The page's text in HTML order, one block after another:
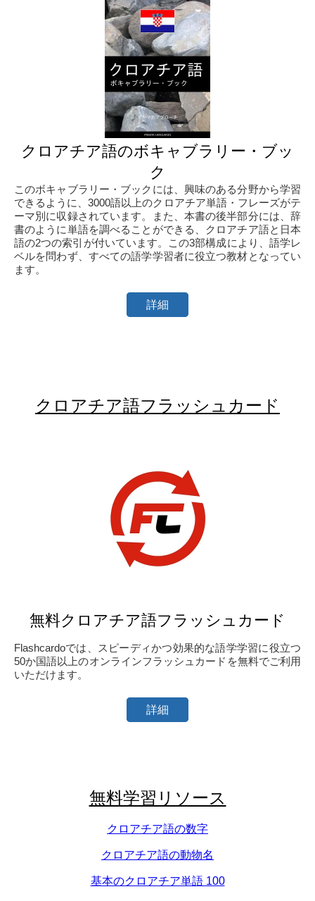
クロアチア語のボキャブラリー・ブッ
ク
このボキャブラリー・ブックには、興味のある分野から学習
できるように、3000語以上のクロアチア単語・フレーズがテ
ーマ別に収録されています。また、本書の後半部分には、辞
書のように単語を調べることができる、クロアチア語と日本
語の2つの索引が付いています。この3部構成により、語学レ
ベルを問わず、すべての語学学習者に役立つ教材となってい
ます。
詳細
クロアチア語フラッシュカード
無料クロアチア語フラッシュカード
Flashcardoでは、スピーディかつ効果的な語学学習に役立つ
50か国語以上のオンラインフラッシュカードを無料でご利用
いただけます。
詳細
無料学習リソース
クロアチア語の数字
クロアチア語の動物名
基本のクロアチア単語 100